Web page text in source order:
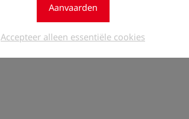
Aanvaarden
Accepteer alleen essentiële cookies